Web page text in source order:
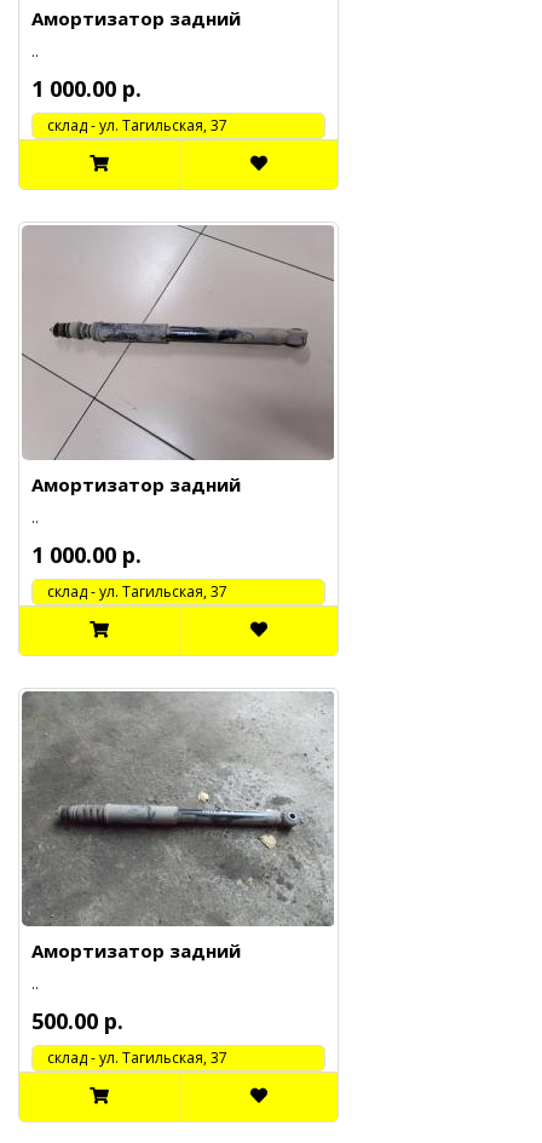
Амортизатор задний
..
1 000.00 р.
cклад - ул. Тагильская, 37
Амортизатор задний
..
1 000.00 р.
cклад - ул. Тагильская, 37
Амортизатор задний
..
500.00 р.
cклад - ул. Тагильская, 37